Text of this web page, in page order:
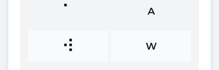
⠁ A
⠺ W